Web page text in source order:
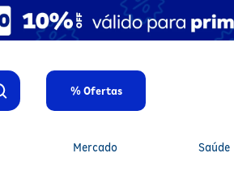
% Ofertas
Mercado Saúde